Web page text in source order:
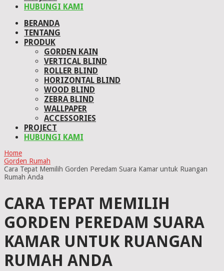
HUBUNGI KAMI
BERANDA
TENTANG
PRODUK
GORDEN KAIN
VERTICAL BLIND
ROLLER BLIND
HORIZONTAL BLIND
WOOD BLIND
ZEBRA BLIND
WALLPAPER
ACCESSORIES
PROJECT
HUBUNGI KAMI
Home
Gorden Rumah
Cara Tepat Memilih Gorden Peredam Suara Kamar untuk Ruangan
Rumah Anda
CARA TEPAT MEMILIH
GORDEN PEREDAM SUARA
KAMAR UNTUK RUANGAN
RUMAH ANDA